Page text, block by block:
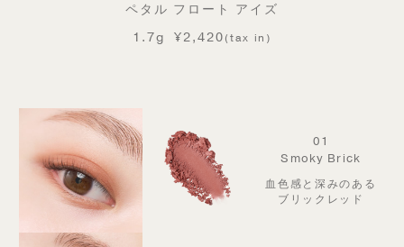
ペタル フロート アイズ
1.7g
¥2,420(tax in)
01
Smoky Brick
血色感と深みのある
ブリックレッド